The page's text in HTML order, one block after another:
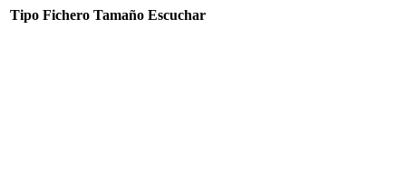
Tipo Fichero Tamaño Escuchar